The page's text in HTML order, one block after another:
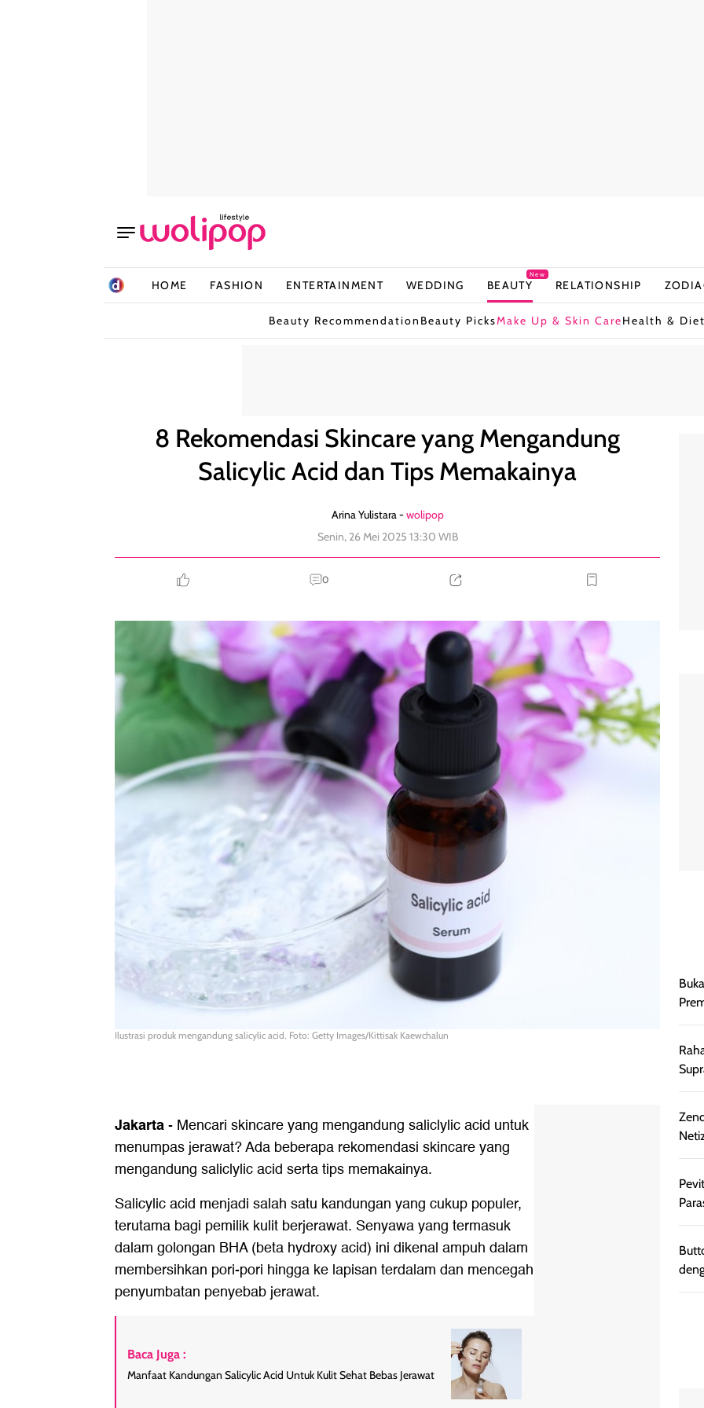
HOME FASHION ENTERTAINMENT WEDDING BEAUTY
New
RELATIONSHIP
Beauty Recommendation Beauty PicksMake Up & Skin CareHealth & Diet
8 Rekomendasi Skincare yang Mengandung
Salicylic Acid dan Tips Memakainya
Arina Yulistara -wolipop
Senin, 26 Mei 2025 13:30 WIB
0
Ilustrasi produk mengandung salicylic acid. Foto: Getty Images/Kittisak Kaewchalun
Jakarta- Mencari skincare yang mengandung saliclylic acid untuk
menumpas jerawat? Ada beberapa rekomendasi skincare yang
mengandung saliclylic acid serta tips memakainya.
Salicylic acid menjadi salah satu kandungan yang cukup populer,
terutama bagi pemilik kulit berjerawat. Senyawa yang termasuk
dalam golongan BHA (beta hydroxy acid) ini dikenal ampuh dalam
membersihkan pori-pori hingga ke lapisan terdalam dan mencegah
penyumbatan penyebab jerawat.
Baca Juga :
Manfaat Kandungan Salicylic Acid Untuk Kulit Sehat Bebas Jerawat